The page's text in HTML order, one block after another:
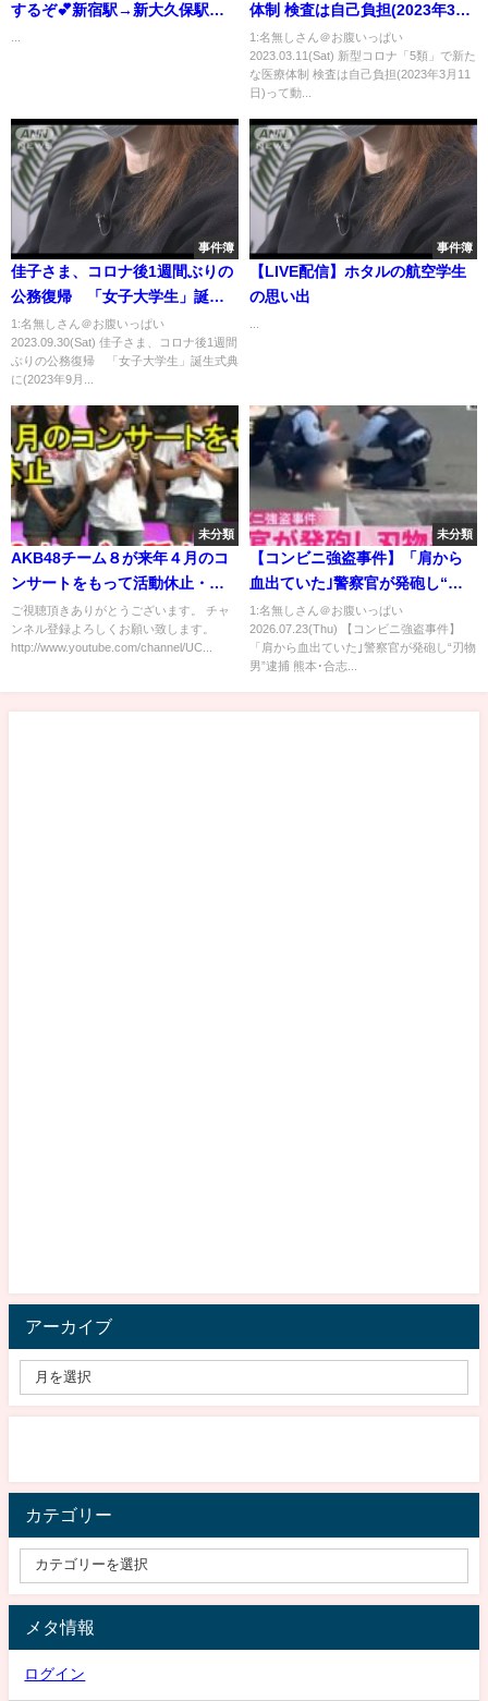
するぞ💕新宿駅→新大久保駅編
体制 検査は自己負担(2023年3月
11日)
1:名無しさん＠お腹いっぱい
2023.03.11(Sat) 新型コロナ「5類」で新た
な医療体制 検査は自己負担(2023年3月11
日)って動...
事件簿
佳子さま、コロナ後1週間ぶりの
公務復帰 「女子大学生」誕生
式典に(2023年9月30日)
1:名無しさん＠お腹いっぱい
2023.09.30(Sat) 佳子さま、コロナ後1週間
ぶりの公務復帰 「女子大学生」誕生式典
に(2023年9月...
事件簿
【LIVE配信】ホタルの航空学生
の思い出
未分類
AKB48チーム８が来年４月のコ
ンサートをもって活動休止・
NGT48メンバーが稲刈りに挑戦
ご視聴頂きありがとうございます。 チャ
ンネル登録よろしくお願い致します。
http://www.youtube.com/channel/UC...
未分類
【コンビニ強盗事件】「肩から
血出ていた｣警察官が発砲し“刃
物男”逮捕 熊本･合志市
1:名無しさん＠お腹いっぱい
2026.07.23(Thu) 【コンビニ強盗事件】
「肩から血出ていた｣警察官が発砲し“刃物
男”逮捕 熊本･合志...
アーカイブ
カテゴリー
メタ情報
ログイン